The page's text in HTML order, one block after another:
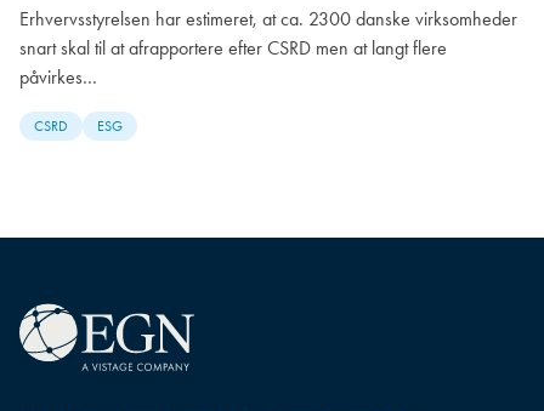
Erhvervsstyrelsen har estimeret, at ca. 2300 danske virksomheder
snart skal til at afrapportere efter CSRD men at langt flere
påvirkes…
CSRD ESG